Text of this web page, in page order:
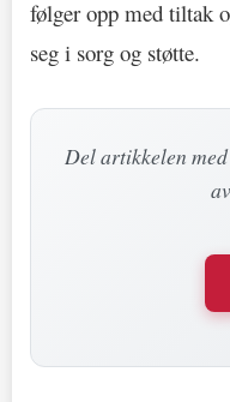
følger opp med tiltak
seg i sorg og støtte.
Del artikkelen